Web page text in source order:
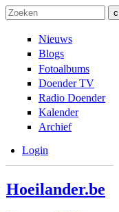
Overslaan en naar de
Skip to navigation
Zoeken
Nieuws
Blogs
Fotoalbums
Doender TV
Radio Doender
Kalender
Archief
Login
Hoeilander.be